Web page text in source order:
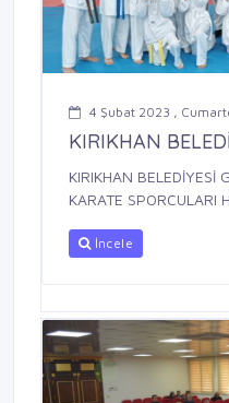
4 Şubat 2023 ,
KIRIKHAN
KIRIKHAN BELEDİYESİ
KARATE SPORCULARI
İncele